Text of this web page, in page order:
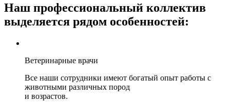
Наш профессиональный коллектив
выделяется рядом особенностей:
Ветеринарные врачи
Все наши сотрудники имеют богатый опыт работы с
животными различных пород
и возрастов.